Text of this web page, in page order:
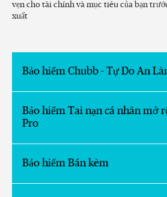
vẹn cho tài chính và mục tiêu của bạn
xuất
Bảo hiểm Chubb - Tự Do An
Bảo hiểm Tai nạn cá nhân mở
Pro
Bảo hiểm Bán kèm